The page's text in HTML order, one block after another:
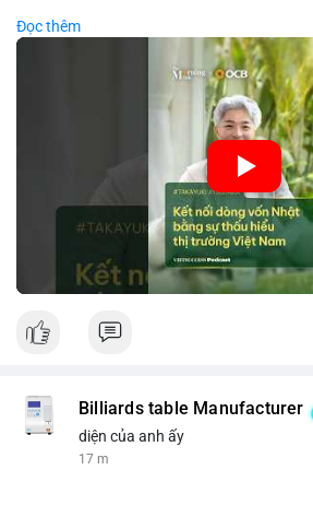
đầu tư trực tiếp vào doanh nghiệp đến
Kết nối này không chỉ tạo cơ hội tăng
còn tạo ra động lực cho thị trường
nhà đầu tư đa quốc gia tìm kiếm cơ hội
như chính sách tài chính Việt Nam, xu
ổn định thị trường sẽ ảnh hưởng trực
nhập khẩu từ Nhật Bản. Bài cũng nhấn
tin thị trường chính xác trong việc giảm
thị trường khác nhau.
🎥 Xem video trực tiếp tại:
Đọc thêm
Billiards table Manufacturer
diện của anh ấy
17 m